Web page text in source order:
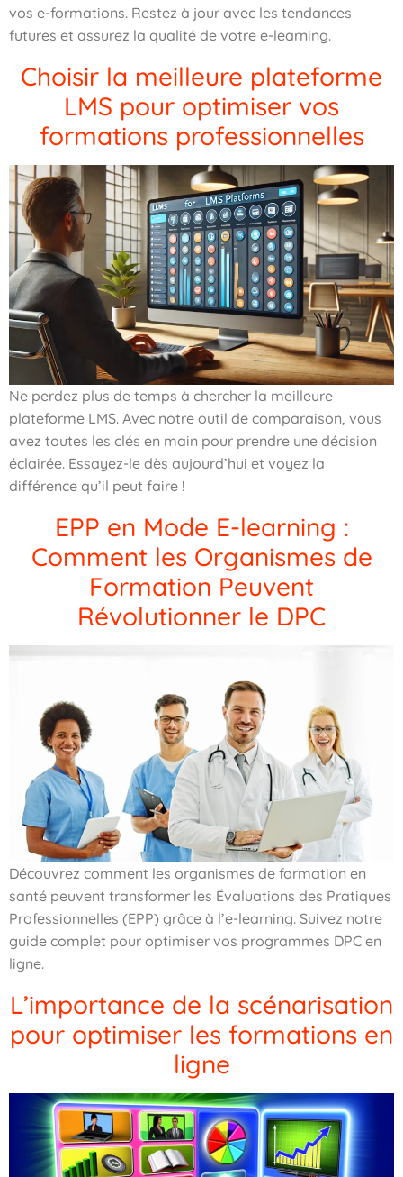
vos e-formations. Restez à jour avec les tendances
futures et assurez la qualité de votre e-learning.
Choisir la meilleure plateforme
LMS pour optimiser vos
formations professionnelles
Ne perdez plus de temps à chercher la meilleure
plateforme LMS. Avec notre outil de comparaison, vous
avez toutes les clés en main pour prendre une décision
éclairée. Essayez-le dès aujourd’hui et voyez la
différence qu’il peut faire !
EPP en Mode E-learning :
Comment les Organismes de
Formation Peuvent
Révolutionner le DPC
Découvrez comment les organismes de formation en
santé peuvent transformer les Évaluations des Pratiques
Professionnelles (EPP) grâce à l’e-learning. Suivez notre
guide complet pour optimiser vos programmes DPC en
ligne.
L’importance de la scénarisation
pour optimiser les formations en
ligne